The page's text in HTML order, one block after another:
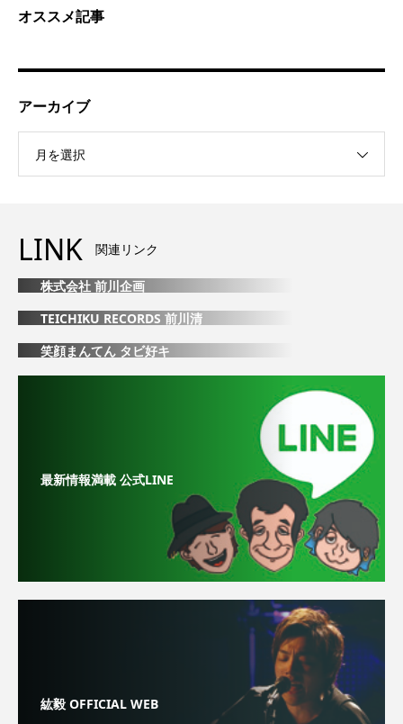
オススメ記事
アーカイブ
月を選択
LINK 関連リンク
株式会社 前川企画
TEICHIKU RECORDS 前川清
笑顔まんてん タビ好キ
最新情報満載 公式LINE
紘毅 OFFICIAL WEB